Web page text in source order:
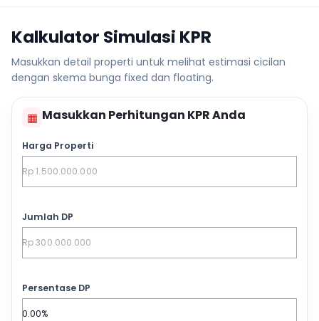
Kalkulator Simulasi KPR
Masukkan detail properti untuk melihat estimasi cicilan
dengan skema bunga fixed dan floating.
▦ Masukkan Perhitungan KPR Anda
Harga Properti
Jumlah DP
Persentase DP